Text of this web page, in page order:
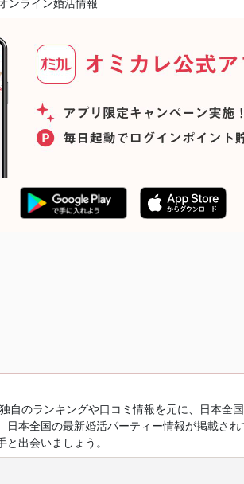
のランキングや口コミ情報を元に、日本全
本全国の最新婚活パーティー情報が掲載さ
出会いましょう。